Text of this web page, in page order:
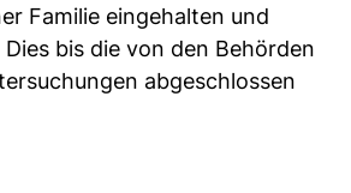
Familie eingehalten und
bis die von den Behörden
abgeschlossen